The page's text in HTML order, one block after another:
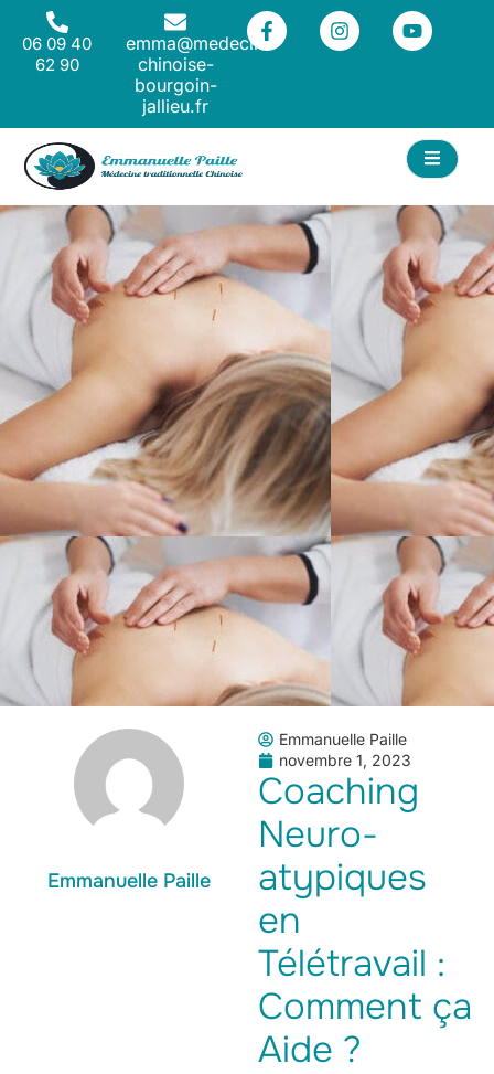
06 09 40
62 90
emma@medecine-
chinoise-
bourgoin-
jallieu.fr
Emmanuelle Paille
Emmanuelle Paille
novembre 1, 2023
Coaching
Neuro-
atypiques
en
Télétravail :
Comment ça
Aide ?